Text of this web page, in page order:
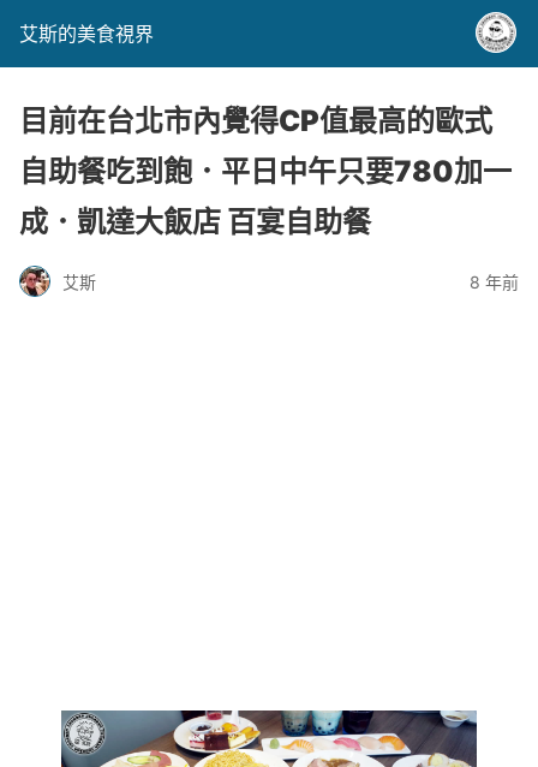
艾斯的美食視界
目前在台北市內覺得CP值最高的歐式
自助餐吃到飽．平日中午只要780加一
成．凱達大飯店 百宴自助餐
艾斯 8 年前